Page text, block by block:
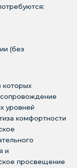
(без
которых
сопровождение
уровней
комфортности
и
просвещение